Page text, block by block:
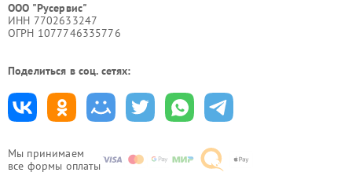
Мы принимаем
все формы оплаты
ООО "Русервис"
ИНН 7702633247
ОГРН 1077746335776
Поделиться в соц. сетях: